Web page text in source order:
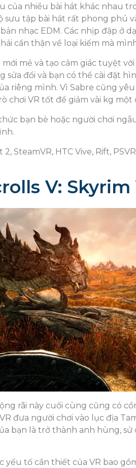
của nhiều bài hát khác nhau
sưu tập bài hát rất phong phú
nhạc EDM. Các nhịp đập ở
cẩn thận về loại kiếm mà
mẻ và tạo cảm giác tuyệt
sửa đổi và bạn có thể cài đặt
riêng mình. Vì Sabre cũng
chơi VR tốt để giảm vài kg một
bạn bè hoặc người chơi
SteamVR, HTC Vive, Rift, PSVR
V: Skyrim
rãi này cuối cùng cũng có
đưa người chơi vào lục địa
bạn là trở thành anh hùng,
yếu tố cần thiết của VR bao